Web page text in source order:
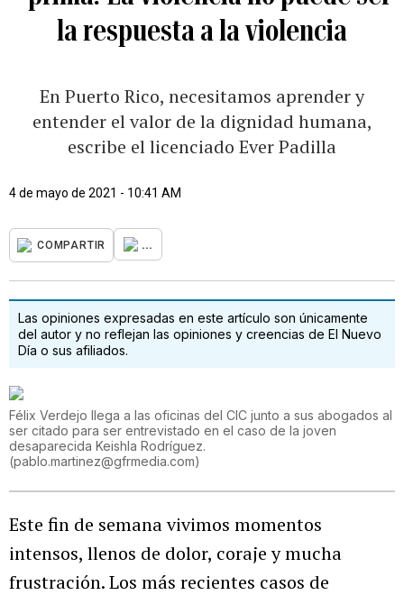
la respuesta a la violencia
En Puerto Rico, necesitamos aprender y
entender el valor de la dignidad humana,
escribe el licenciado Ever Padilla
4 de mayo de 2021 - 10:41 AM
COMPARTIR ...
Las opiniones expresadas en este artículo son únicamente
del autor y no reflejan las opiniones y creencias de El Nuevo
Día o sus afiliados.
Félix Verdejo llega a las oficinas del CIC junto a sus abogados al
ser citado para ser entrevistado en el caso de la joven
desaparecida Keishla Rodríguez.
(pablo.martinez@gfrmedia.com)
Este fin de semana vivimos momentos
intensos, llenos de dolor, coraje y mucha
frustración. Los más recientes casos de